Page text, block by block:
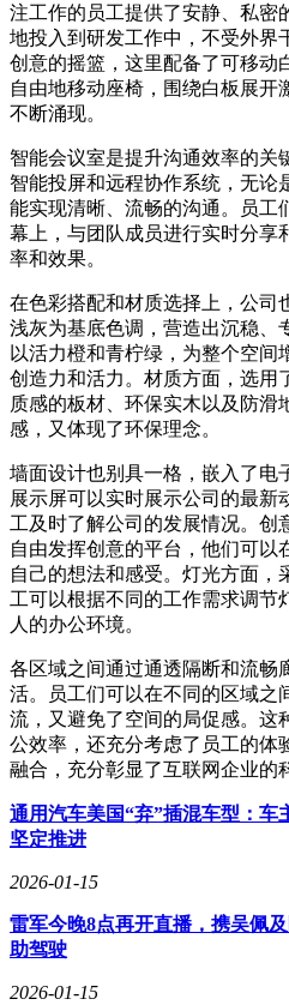
注工作的员工提供了安静、私密
地投入到研发工作中，不受外界
创意的摇篮，这里配备了可移动
自由地移动座椅，围绕白板展开
不断涌现。
智能会议室是提升沟通效率的关
智能投屏和远程协作系统，无论
能实现清晰、流畅的沟通。员工
幕上，与团队成员进行实时分享
率和效果。
在色彩搭配和材质选择上，公司
浅灰为基底色调，营造出沉稳、
以活力橙和青柠绿，为整个空间
创造力和活力。材质方面，选用
质感的板材、环保实木以及防滑
感，又体现了环保理念。
墙面设计也别具一格，嵌入了电
展示屏可以实时展示公司的最新
工及时了解公司的发展情况。创
自由发挥创意的平台，他们可以
自己的想法和感受。灯光方面，
工可以根据不同的工作需求调节
人的办公环境。
各区域之间通过通透隔断和流畅
活。员工们可以在不同的区域之
流，又避免了空间的局促感。这
公效率，还充分考虑了员工的体
融合，充分彰显了互联网企业的
通用汽车美国“弃”插混车型：车
坚定推进
2026-01-15
雷军今晚8点再开直播，携吴佩
助驾驶
2026-01-15